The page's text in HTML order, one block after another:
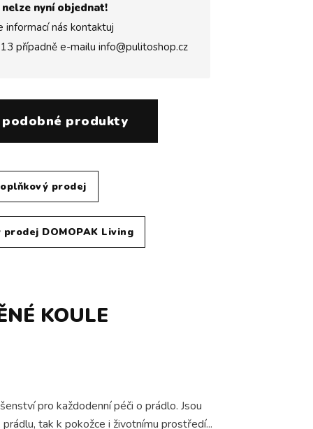
nelze nyní objednat!
informací nás kontaktuj
případně e-mailu info@pulitoshop.cz
produkty
prodej
prodej DOMOPAK Living
KOULE
pro každodenní péči o prádlo. Jsou
tak k pokožce i životnímu prostředí...